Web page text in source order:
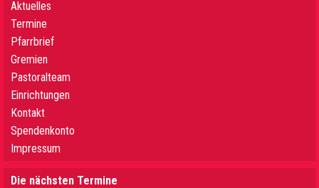
Aktuelles
Termine
Pfarrbrief
Gremien
Pastoralteam
Einrichtungen
Kontakt
Spendenkonto
Impressum
Die nächsten Termine